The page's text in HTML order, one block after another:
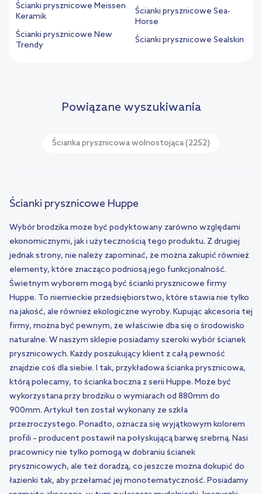
Ścianki prysznicowe Meissen
Keramik
Ścianki prysznicowe New
Trendy
Ścianki prysznicowe Sea-
Horse
Ścianki prysznicowe Sealskin
Powiązane wyszukiwania
Ścianka prysznicowa wolnostojąca(2252)
Ścianki prysznicowe Huppe
Wybór brodzika może być podyktowany zarówno względami
ekonomicznymi, jak i użytecznością tego produktu. Z drugiej
jednak strony, nie należy zapominać, że można zakupić również
elementy, które znacząco podniosą jego funkcjonalność.
Świetnym wyborem mogą być ścianki prysznicowe firmy
Huppe. To niemieckie przedsiębiorstwo, które stawia nie tylko
na jakość, ale również ekologiczne wyroby. Kupując akcesoria tej
firmy, można być pewnym, że właściwie dba się o środowisko
naturalne. W naszym sklepie posiadamy szeroki wybór ścianek
prysznicowych. Każdy poszukujący klient z całą pewność
znajdzie coś dla siebie. I tak, przykładowa ścianka prysznicowa,
którą polecamy, to ścianka boczna z serii Huppe. Może być
wykorzystana przy brodziku o wymiarach od 880mm do
900mm. Artykuł ten został wykonany ze szkła
przezroczystego. Ponadto, oznacza się wyjątkowym kolorem
profili – producent postawił na połyskującą barwę srebrną. Nasi
pracownicy nie tylko pomogą w dobraniu ścianek
prysznicowych, ale też doradzą, co jeszcze można dokupić do
łazienki tak, aby przełamać jej monotematyczność. Posiadamy